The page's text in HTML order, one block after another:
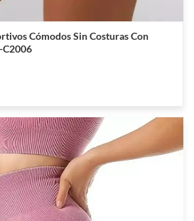
Cómodos Sin Costuras Con
C2006